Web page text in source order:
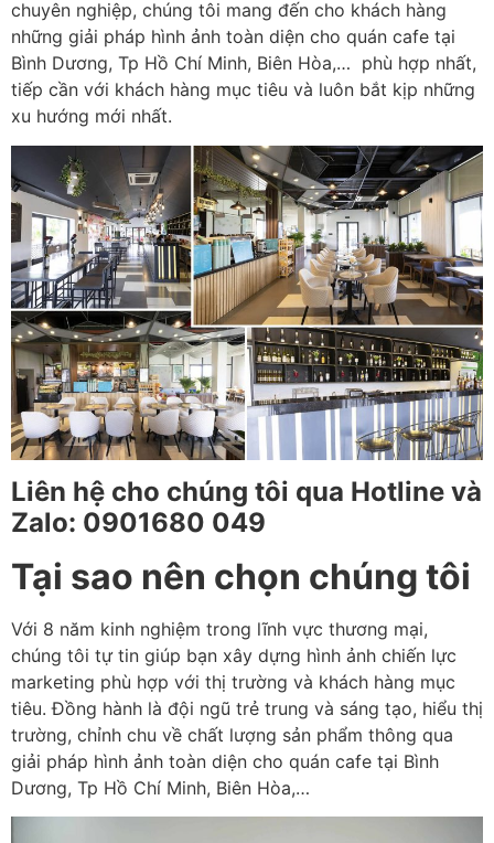
chuyên nghiệp, chúng tôi mang đến cho khách hàng
những giải pháp hình ảnh toàn diện cho quán cafe tại
Bình Dương, Tp Hồ Chí Minh, Biên Hòa,… phù hợp nhất,
tiếp cần với khách hàng mục tiêu và luôn bắt kịp những
xu hướng mới nhất.
Liên hệ cho chúng tôi qua Hotline và
Zalo: 0901680 049
Tại sao nên chọn chúng tôi
Với 8 năm kinh nghiệm trong lĩnh vực thương mại,
chúng tôi tự tin giúp bạn xây dựng hình ảnh chiến lực
marketing phù hợp với thị trường và khách hàng mục
tiêu. Đồng hành là đội ngũ trẻ trung và sáng tạo, hiểu thị
trường, chỉnh chu về chất lượng sản phẩm thông qua
giải pháp hình ảnh toàn diện cho quán cafe tại Bình
Dương, Tp Hồ Chí Minh, Biên Hòa,…